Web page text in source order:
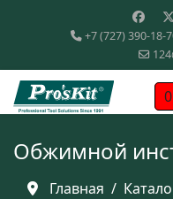
+7 (727) 390-18-
0
Обжимной
Главная